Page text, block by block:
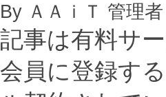
By ＡＡｉＴ 管理者
記事は有料サ
会員に登録す